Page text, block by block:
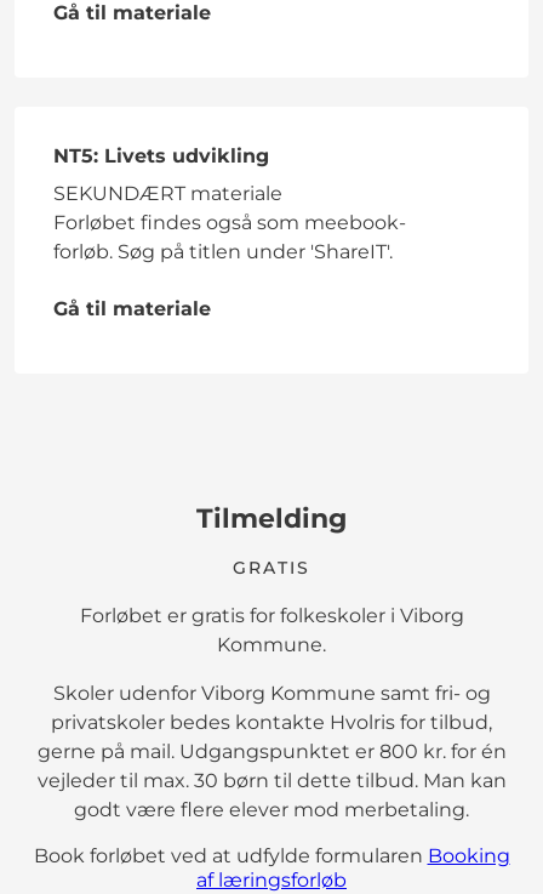
Gå til materiale
NT5: Livets udvikling
SEKUNDÆRT materiale
Forløbet findes også som meebook-
forløb. Søg på titlen under 'ShareIT'.
Gå til materiale
Tilmelding
GRATIS
Forløbet er gratis for folkeskoler i Viborg
Kommune.
Skoler udenfor Viborg Kommune samt fri- og
privatskoler bedes kontakte Hvolris for tilbud,
gerne på mail. Udgangspunktet er 800 kr. for én
vejleder til max. 30 børn til dette tilbud. Man kan
godt være flere elever mod merbetaling.
Book forløbet ved at udfylde formularen Booking
af læringsforløb